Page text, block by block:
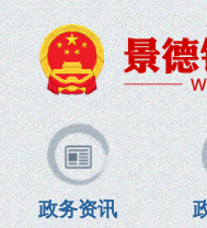
政务资讯